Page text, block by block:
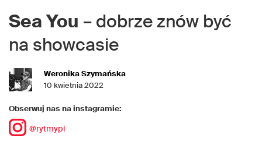
Sea You – dobrze znów być
na showcasie
Weronika Szymańska
10 kwietnia 2022
Obserwuj nas na instagramie:
@rytmypl